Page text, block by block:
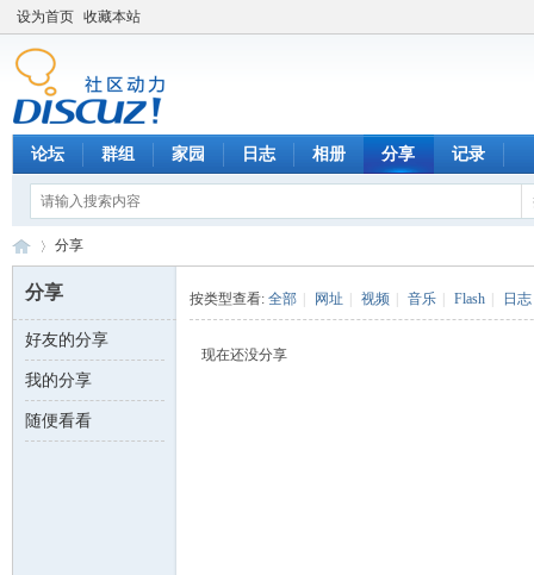
设为首页 收藏本站
论坛 群组 家园 日志 相册 分享 记录
数 ›
分享
分享
好友的分享
我的分享
随便看看
按类型查看: 全部 网址 视频 音乐 Flash 日志
现在还没分享